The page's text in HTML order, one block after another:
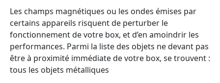
Les champs magnétiques ou les ondes émises par
certains appareils risquent de perturber le
fonctionnement de votre box, et d’en amoindrir les
performances. Parmi la liste des objets ne devant pas
être à proximité immédiate de votre box, se trouvent :
tous les objets métalliques